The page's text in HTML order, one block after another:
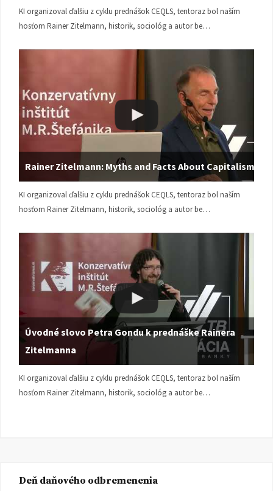
KI organizoval ďalšiu z cyklu prednášok CEQLS, tentoraz bol naším
hosťom Rainer Zitelmann, historik, sociológ a autor be…
Rainer Zitelmann: Myths and Facts About Capitalism
KI organizoval ďalšiu z cyklu prednášok CEQLS, tentoraz bol naším
hosťom Rainer Zitelmann, historik, sociológ a autor be…
Úvodné slovo Petra Gondu k prednáške Rainera
Zitelmanna
KI organizoval ďalšiu z cyklu prednášok CEQLS, tentoraz bol naším
hosťom Rainer Zitelmann, historik, sociológ a autor be…
Deň daňového odbremenenia